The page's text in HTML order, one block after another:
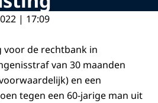
| 17:09
voor de rechtbank in
van 30 maanden
en een
tegen een 60-jarige man uit